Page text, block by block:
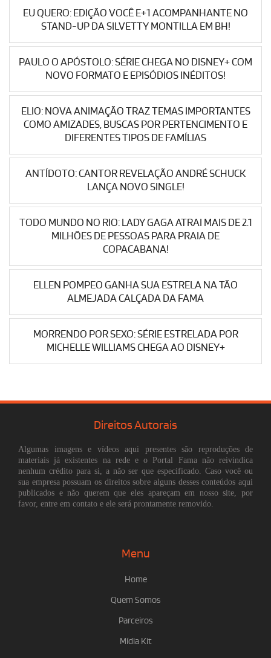
EU QUERO: EDIÇÃO VOCÊ E+1 ACOMPANHANTE NO
STAND-UP DA SILVETTY MONTILLA EM BH!
PAULO O APÓSTOLO: SÉRIE CHEGA NO DISNEY+ COM
NOVO FORMATO E EPISÓDIOS INÉDITOS!
ELIO: NOVA ANIMAÇÃO TRAZ TEMAS IMPORTANTES
COMO AMIZADES, BUSCAS POR PERTENCIMENTO E
DIFERENTES TIPOS DE FAMÍLIAS
ANTÍDOTO: CANTOR REVELAÇÃO ANDRÉ SCHUCK
LANÇA NOVO SINGLE!
TODO MUNDO NO RIO: LADY GAGA ATRAI MAIS DE 2.1
MILHÕES DE PESSOAS PARA PRAIA DE
COPACABANA!
ELLEN POMPEO GANHA SUA ESTRELA NA TÃO
ALMEJADA CALÇADA DA FAMA
MORRENDO POR SEXO: SÉRIE ESTRELADA POR
MICHELLE WILLIAMS CHEGA AO DISNEY+
Direitos Autorais
Algumas imagens e vídeos aqui presentes são reproduções de
materiais já existentes na rede e o Portal Fama não reivindica
nenhum crédito para si, a não ser que especificado. Caso você ou
sua empresa possuam os direitos sobre alguns desses conteúdos aqui
publicados e não querem que eles apareçam em nosso site, por
favor, entre em contato e ele será prontamente removido.
Menu
Home
Quem Somos
Parceiros
Mídia Kit